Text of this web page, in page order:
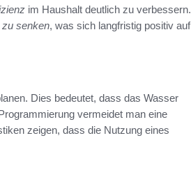
im Haushalt deutlich zu verbessern.
senken, was sich langfristig positiv auf
Dies bedeutet, dass das Wasser
vermeidet man eine
zeigen, dass die Nutzung eines